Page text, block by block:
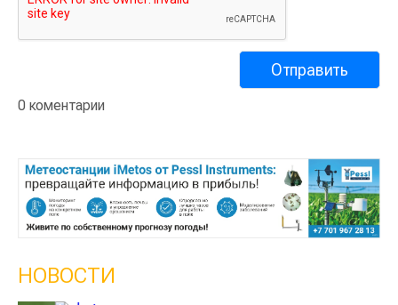
0 коментарии
НОВОСТИ